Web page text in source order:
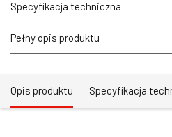
Specyfikacja techniczna
Pełny opis produktu
Opis produktu Specyfikacja